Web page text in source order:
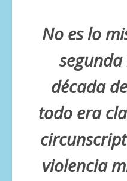
No es lo
década
todo era
violencia